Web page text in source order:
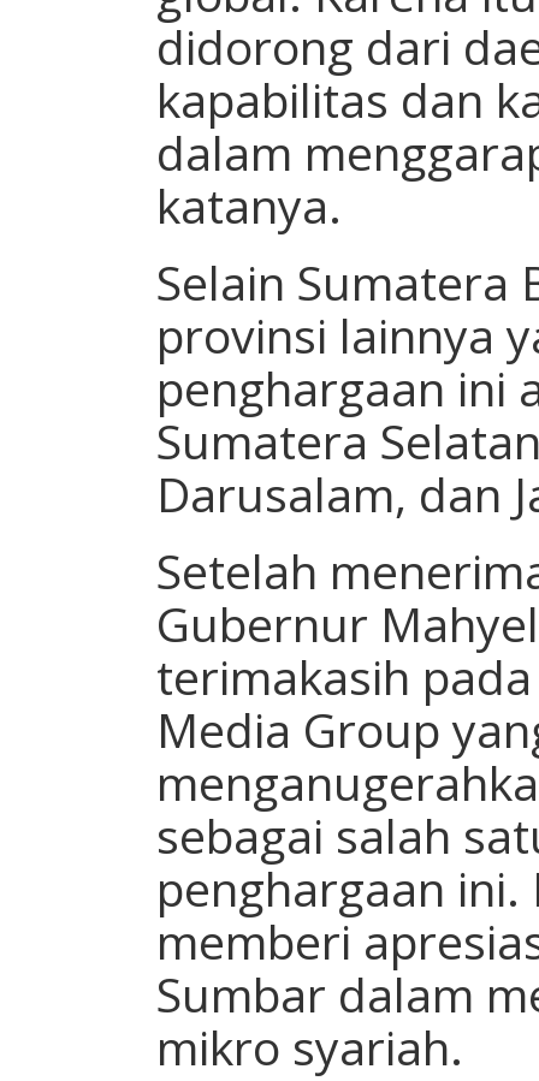
didorong dari
kapabilitas dan
dalam
katanya.
Selain Sumatera
provinsi lainnya
penghargaan ini
Sumatera
Darusalam, dan
Setelah
Gubernur
terimakasih
Media Group
sebagai salah
penghargaan
memberi
Sumbar dalam
mikro syariah.